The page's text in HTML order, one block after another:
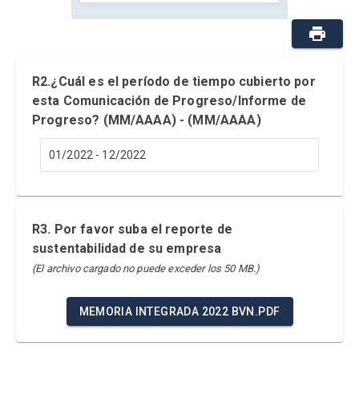
R2.¿Cuál es el período de tiempo cubierto por
esta Comunicación de Progreso/Informe de
Progreso? (MM/AAAA) - (MM/AAAA)
01/2022 - 12/2022
R3. Por favor suba el reporte de
sustentabilidad de su empresa
(El archivo cargado no puede exceder los 50 MB.)
MEMORIA INTEGRADA 2022 BVN.PDF